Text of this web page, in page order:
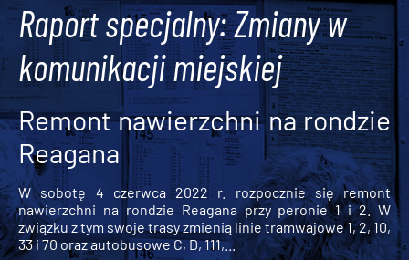
Raport specjalny: Zmiany w
komunikacji miejskiej
Remont nawierzchni na rondzie
Reagana
W sobotę 4 czerwca 2022 r. rozpocznie się remont
nawierzchni na rondzie Reagana przy peronie 1 i 2. W
związku z tym swoje trasy zmienią linie tramwajowe 1, 2, 10,
33 i 70 oraz autobusowe C, D, 111,...